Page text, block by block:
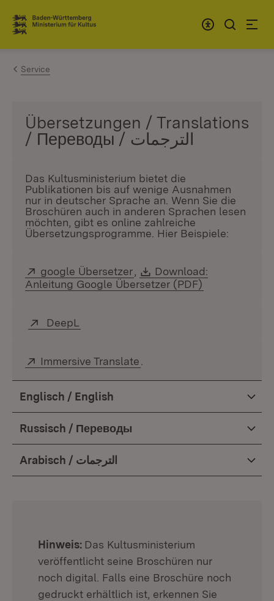
Zum Inhalt springen
Link zur Startseite
Service
Übersetzungen / Translations
/ Переводы / الترجمات
Das Kultusministerium bietet die
Publikationen bis auf wenige Ausnahmen
nur in deutscher Sprache an. Wenn Sie die
Broschüren auch in anderen Sprachen lesen
möchten, gibt es online zahlreiche
Übersetzungsprogramme. Hier Beispiele:
Extern:
google Übersetzer (Öffnet in neuem Fenster)
Download:
Download:
Anleitung Google Übersetzer (PDF)
Extern:
DeepL
Extern:
Immersive Translate
Englisch / English
Russisch / Переводы
Arabisch / الترجمات
Hinweis: Das Kultusministerium
veröffentlicht seine Broschüren nur
noch digital. Falls eine Broschüre noch
gedruckt erhältlich ist, erkennen Sie